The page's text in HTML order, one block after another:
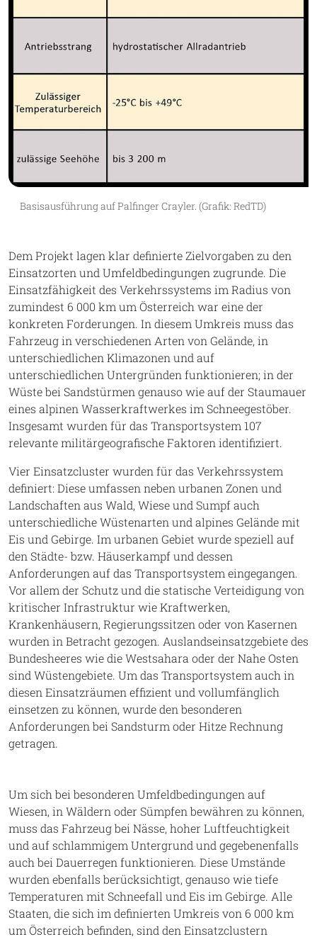
Basisausführung auf Palfinger Crayler. (Grafik: RedTD)
Dem Projekt lagen klar definierte Zielvorgaben zu den
Einsatzorten und Umfeldbedingungen zugrunde. Die
Einsatzfähigkeit des Verkehrssystems im Radius von
zumindest 6 000 km um Österreich war eine der
konkreten Forderungen. In diesem Umkreis muss das
Fahrzeug in verschiedenen Arten von Gelände, in
unterschiedlichen Klimazonen und auf
unterschiedlichen Untergründen funktionieren; in der
Wüste bei Sandstürmen genauso wie auf der Staumauer
eines alpinen Wasserkraftwerkes im Schneegestöber.
Insgesamt wurden für das Transportsystem 107
relevante militärgeografische Faktoren identifiziert.
Vier Einsatzcluster wurden für das Verkehrssystem
definiert: Diese umfassen neben urbanen Zonen und
Landschaften aus Wald, Wiese und Sumpf auch
unterschiedliche Wüstenarten und alpines Gelände mit
Eis und Gebirge. Im urbanen Gebiet wurde speziell auf
den Städte- bzw. Häuserkampf und dessen
Anforderungen auf das Transportsystem eingegangen.
Vor allem der Schutz und die statische Verteidigung von
kritischer Infrastruktur wie Kraftwerken,
Krankenhäusern, Regierungssitzen oder von Kasernen
wurden in Betracht gezogen. Auslandseinsatzgebiete des
Bundesheeres wie die Westsahara oder der Nahe Osten
sind Wüstengebiete. Um das Transportsystem auch in
diesen Einsatzräumen effizient und vollumfänglich
einsetzen zu können, wurde den besonderen
Anforderungen bei Sandsturm oder Hitze Rechnung
getragen.
Um sich bei besonderen Umfeldbedingungen auf
Wiesen, in Wäldern oder Sümpfen bewähren zu können,
muss das Fahrzeug bei Nässe, hoher Luftfeuchtigkeit
und auf schlammigem Untergrund und gegebenenfalls
auch bei Dauerregen funktionieren. Diese Umstände
wurden ebenfalls berücksichtigt, genauso wie tiefe
Temperaturen mit Schneefall und Eis im Gebirge. Alle
Staaten, die sich im definierten Umkreis von 6 000 km
um Österreich befinden, sind den Einsatzclustern